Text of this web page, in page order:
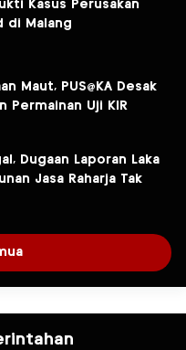
Kasus Perusakan
di Malang
Maut, PUS@KA Desak
Permainan Uji KIR
Dugaan Laporan Laka
Jasa Raharja Tak